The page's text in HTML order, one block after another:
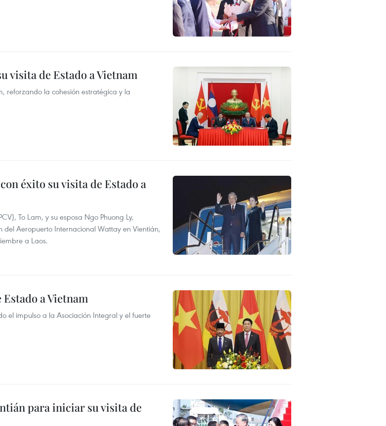
visita de Estado a Vietnam
reforzando la cohesión estratégica y la
éxito su visita de Estado a
To Lam, y su esposa Ngo Phuong Ly,
Aeropuerto Internacional Wattay en Vientián,
a Laos.
a Vietnam
el impulso a la Asociación Integral y el fuerte
para iniciar su visita de